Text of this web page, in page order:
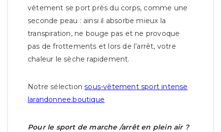
vêtement se port près du corps, comme une
seconde peau : ainsi il absorbe mieux la
transpiration, ne bouge pas et ne provoque
pas de frottements et lors de l’arrêt, votre
chaleur le sèche rapidement.
Notre sélectionsous-vêtement sport intense
larandonnee.boutique
Pour le sport de marche /arrêt en plein air ?